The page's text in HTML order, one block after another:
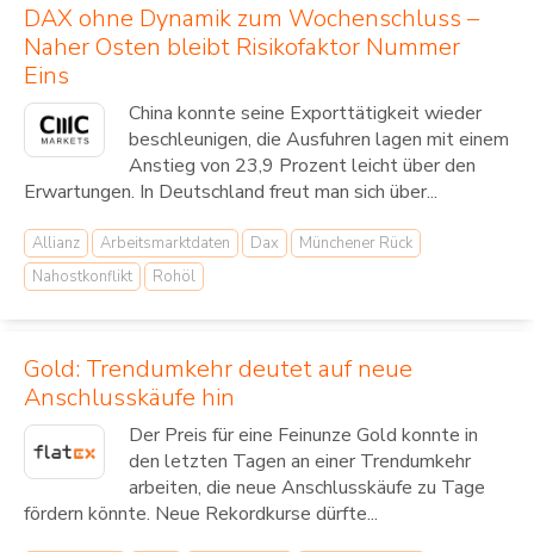
DAX ohne Dynamik zum Wochenschluss –
Naher Osten bleibt Risikofaktor Nummer
Eins
China konnte seine Exporttätigkeit wieder
beschleunigen, die Ausfuhren lagen mit einem
Anstieg von 23,9 Prozent leicht über den
Erwartungen. In Deutschland freut man sich über...
Allianz Arbeitsmarktdaten Dax
Münchener Rück
Nahostkonflikt
Rohöl
Gold: Trendumkehr deutet auf neue
Anschlusskäufe hin
Der Preis für eine Feinunze Gold konnte in
den letzten Tagen an einer Trendumkehr
arbeiten, die neue Anschlusskäufe zu Tage
fördern könnte. Neue Rekordkurse dürfte...